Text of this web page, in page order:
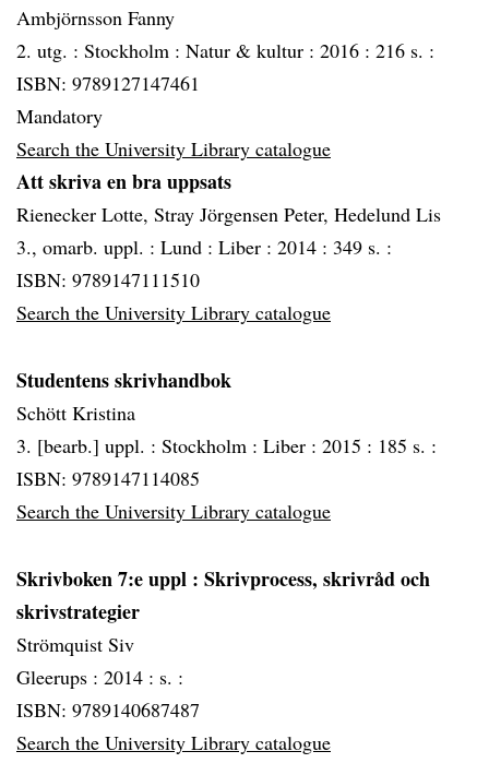
Ambjörnsson Fanny
2. utg. : Stockholm : Natur & kultur : 2016 : 216 s. :
ISBN: 9789127147461
Mandatory
Search the University Library catalogue
Att skriva en bra uppsats
Rienecker Lotte, Stray Jörgensen Peter, Hedelund Lis
3., omarb. uppl. : Lund : Liber : 2014 : 349 s. :
ISBN: 9789147111510
Search the University Library catalogue
Studentens skrivhandbok
Schött Kristina
3. [bearb.] uppl. : Stockholm : Liber : 2015 : 185 s. :
ISBN: 9789147114085
Search the University Library catalogue
Skrivboken 7:e uppl : Skrivprocess, skrivråd och
skrivstrategier
Strömquist Siv
Gleerups : 2014 : s. :
ISBN: 9789140687487
Search the University Library catalogue